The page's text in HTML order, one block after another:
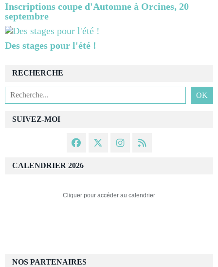
Inscriptions coupe d'Automne à Orcines, 20
septembre
Des stages pour l'été !
SUIVEZ-MOI
RECHERCHE
CALENDRIER 2026
Cliquer pour accéder au calendrier
NOS PARTENAIRES